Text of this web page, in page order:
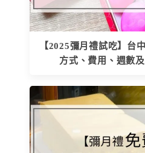
【2025彌月禮試吃】台
方式、費用、週數